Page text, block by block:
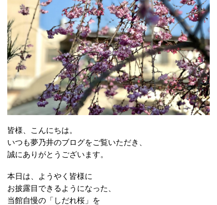
皆様、こんにちは。
いつも夢乃井のブログをご覧いただき、
誠にありがとうございます。
本日は、ようやく皆様に
お披露目できるようになった、
当館自慢の「しだれ桜」を